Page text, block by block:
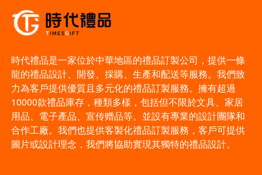
時代禮品是一家位於中華地區的禮品訂製公司，提供一條
龍的禮品設計、開發、採購、生產和配送等服務。我們致
力為客戶提供優質且多元化的禮品訂製服務。擁有超過
10000款禮品庫存，種類多樣，包括但不限於文具、家居
用品、電子產品、宣传赠品等。並設有專業的設計團隊和
合作工廠。我們也提供客製化禮品訂製服務，客戶可提供
圖片或設計理念，我們將協助實現其獨特的禮品設計。